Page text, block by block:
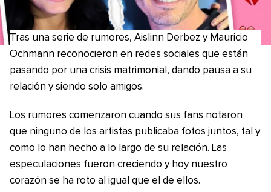
Tras una serie de rumores, Aislinn Derbez y Mauricio
Ochmann reconocieron en redes sociales que están
pasando por una crisis matrimonial, dando pausa a su
relación y siendo solo amigos.
Los rumores comenzaron cuando sus fans notaron
que ninguno de los artistas publicaba fotos juntos, tal y
como lo han hecho a lo largo de su relación. Las
especulaciones fueron creciendo y hoy nuestro
corazón se ha roto al igual que el de ellos.